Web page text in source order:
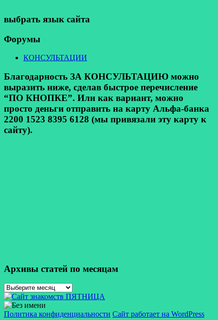
выбрать язык сайта
Форумы
КОНСУЛЬТАЦИИ
Благодарность ЗА КОНСУЛЬТАЦИЮ можно
выразить ниже, сделав быстрое перечисление
“ПО КНОПКЕ”. Или как вариант, можно
просто деньги отправить на карту Альфа-банка
2200 1523 8395 6128 (мы привязали эту карту к
сайту).
Архивы статей по месяцам
Архивы
статей
по
месяцам
Политика конфиденциальности Сайт работает на WordPress